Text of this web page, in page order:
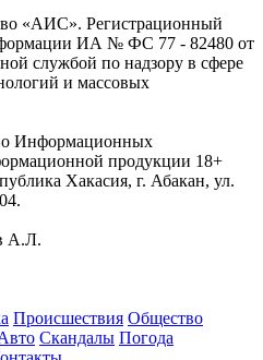
«АИС». Регистрационный
ИА № ФС 77 - 82480 от
службой по надзору в сфере
и массовых
Информационных
продукции 18+
Хакасия, г. Абакан, ул.
А.Л.
Происшествия Общество
Скандалы Погода